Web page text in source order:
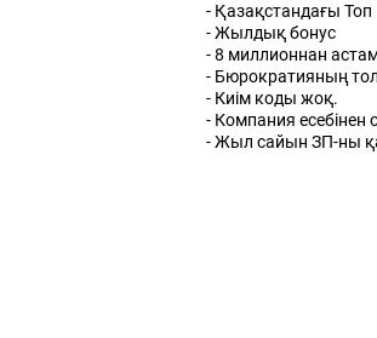
- Қазақстандағы Топ
- Жылдық бонус
- 8 миллионнан
- Бюрократияның
- Киім коды жоқ.
- Компания есебінен
- Жыл сайын ЗП-ны